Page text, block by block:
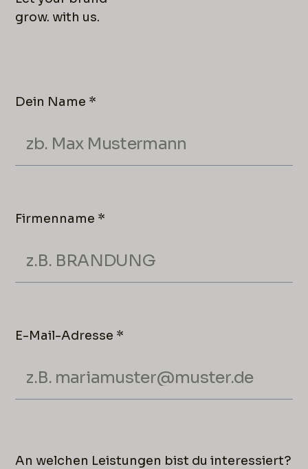
grow. with us.
Dein Name *
Firmenname *
E-Mail-Adresse *
An welchen Leistungen bist du interessiert?